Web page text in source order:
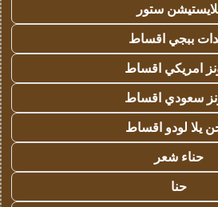
ستور
ببجي اقساط
امريكي اقساط
سعودي اقساط
يلا لودو اقساط
حناء شعر
حنا